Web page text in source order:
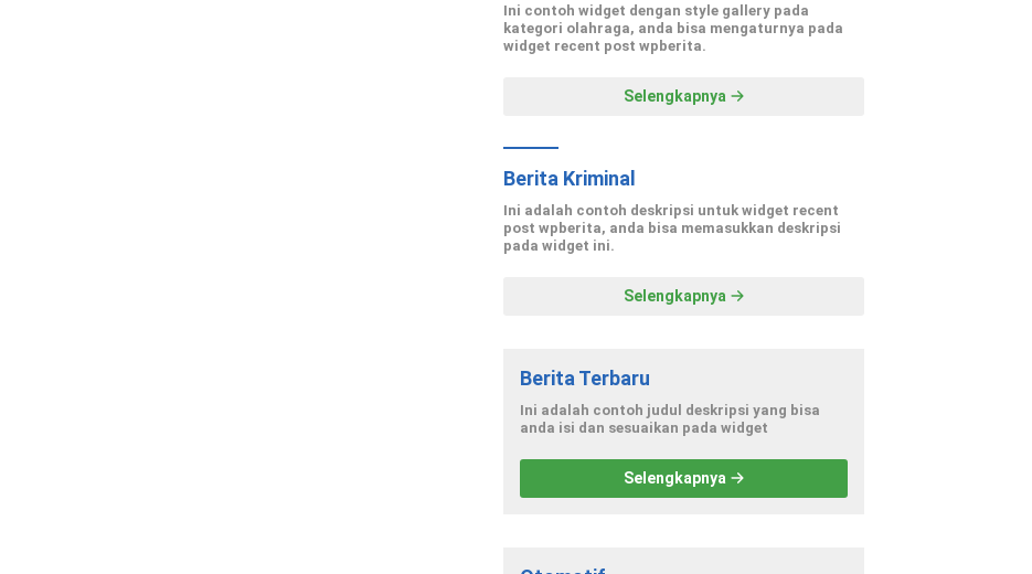
Ini contoh widget dengan style gallery pada
kategori olahraga, anda bisa mengaturnya pada
widget recent post wpberita.
Selengkapnya
Berita Kriminal
Ini adalah contoh deskripsi untuk widget recent
post wpberita, anda bisa memasukkan deskripsi
pada widget ini.
Selengkapnya
Berita Terbaru
Ini adalah contoh judul deskripsi yang bisa
anda isi dan sesuaikan pada widget
Selengkapnya